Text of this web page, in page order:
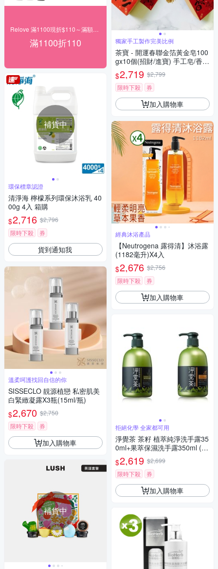
滿1100折110
補貨中
環保標章認證
清淨海 檸檬系列環保沐浴乳 40
00g 4入 箱購
$2,716 $2,796
限時下殺
券
貨到通知我
溫柔呵護找回自信的你
SISSECLO 靚源植戀 私密肌美
白緊緻凝露X3瓶(15ml/瓶)
$2,670 $2,750
限時下殺
券
加入購物車
補貨中
獨家手工製作完美比例
茶寶 - 開運春聯金箔黃金皂100
gx10個(招財/進寶) 手工皂/香
皂/黃金皂
$2,719 $2,799
限時下殺
券
加入購物車
經典沐浴產品
【Neutrogena 露得清】沐浴露
(1182毫升)X4入
$2,676 $2,756
限時下殺
券
加入購物車
拒絕化學 全家都可用
淨覺茶 茶籽 植萃純淨洗手露35
0ml+果萃保濕洗手露350ml (12
瓶任選)特惠組!
$2,619 $2,699
限時下殺
券
加入購物車